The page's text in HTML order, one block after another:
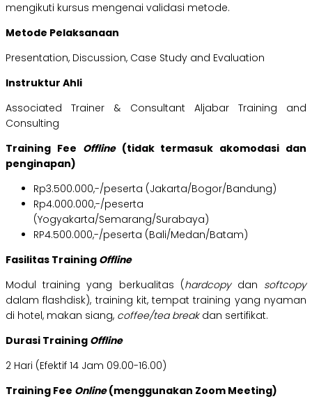
mengikuti kursus mengenai validasi metode.
Metode Pelaksanaan
Presentation, Discussion, Case Study and Evaluation
Instruktur Ahli
Associated Trainer & Consultant Aljabar Training and
Consulting
Training Fee Offline (tidak termasuk akomodasi dan
penginapan)
Rp3.500.000,-/peserta (Jakarta/Bogor/Bandung)
Rp4.000.000,-/peserta
(Yogyakarta/Semarang/Surabaya)
RP4.500.000,-/peserta (Bali/Medan/Batam)
Fasilitas Training Offline
Modul training yang berkualitas (hardcopy dan softcopy
dalam flashdisk), training kit, tempat training yang nyaman
di hotel, makan siang, coffee/tea break dan sertifikat.
Durasi Training Offline
2 Hari (Efektif 14 Jam 09.00-16.00)
Training Fee Online(menggunakan Zoom Meeting)